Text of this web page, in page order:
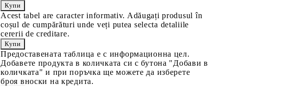
Acest tabel are caracter informativ. Adăugați produsul în
coșul de cumpărături unde veți putea selecta detaliile
cererii de creditare.
Предоставената таблица е с информационна цел.
Добавете продукта в количката си с бутона "Добави в
количката" и при поръчка ще можете да изберете
броя вноски на кредита.